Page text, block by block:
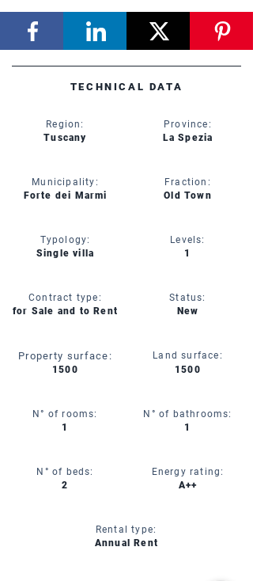
TECHNICAL DATA
Region:
Tuscany
Municipality:
Forte dei Marmi
Typology:
Single villa
Contract type:
for Sale and to Rent
Property surface:
1500
N° of rooms:
1
N° of beds:
2
Province:
La Spezia
Fraction:
Old Town
Levels:
1
Status:
New
Land surface:
1500
N° of bathrooms:
1
Energy rating:
A++
Rental type:
Annual Rent